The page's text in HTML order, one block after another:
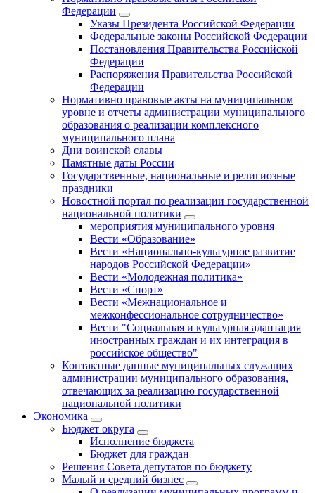
Федерации
Указы Президента Российской Федерации
Федеральные законы Российской Федерации
Постановления Правительства Российской
Федерации
Распоряжения Правительства Российской
Федерации
Нормативно правовые акты на муниципальном
уровне и отчеты администрации муниципального
образования о реализации комплексного
муниципального плана
Дни воинской славы
Памятные даты России
Государственные, национальные и религиозные
праздники
Новостной портал по реализации государственной
национальной политики
мероприятия муниципального уровня
Вести «Образование»
Вести «Национально-культурное развитие
народов Российской Федерации»
Вести «Молодежная политика»
Вести «Спорт»
Вести «Межнациональное и
межконфессиональное сотрудничество»
Вести "Социальная и культурная адаптация
иностранных граждан и их интеграция в
российское общество"
Контактные данные муниципальных служащих
администрации муниципального образования,
отвечающих за реализацию государственной
национальной политики
Экономика
Бюджет округa
Исполнение бюджета
Бюджет для граждан
Решения Совета депутатов по бюджету
Малый и средний бизнес